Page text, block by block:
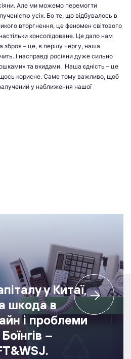
Але ми можемо перемогти
усіх. Бо те, що відбувалось в
вторгнення, це феномен світового
консолідоване. Це дало нам
зброя – це, в першу чергу, наша
І насправді росіяни дуже сильно
та вкидами. Наша єдність – це
корисне. Саме тому важливо, щоб
у наближення нашої
у Китаї,
шкода в
і проблеми
–